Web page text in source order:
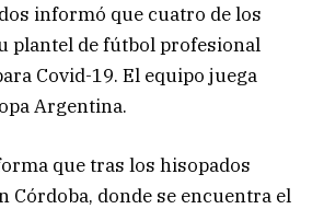
informó que cuatro de los
plantel de fútbol profesional
Covid-19. El equipo juega
Argentina.
que tras los hisopados
Córdoba, donde se encuentra el